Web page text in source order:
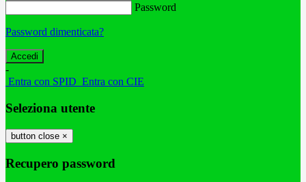
Password
Password dimenticata?
-
Entra con SPID Entra con CIE
Seleziona utente
button close ×
Recupero password